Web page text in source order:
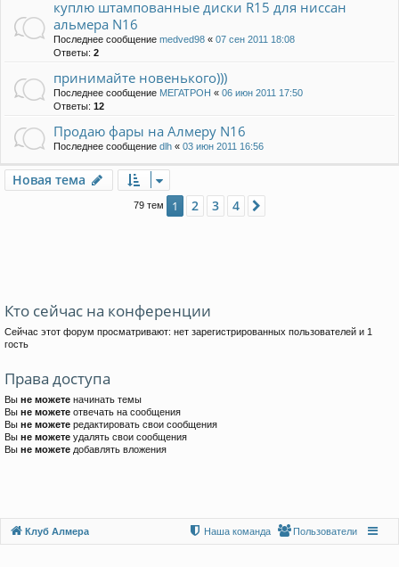
куплю штампованные диски R15 для ниссан
альмера N16
Последнее сообщение medved98 « 07 сен 2011 18:08
Ответы: 2
принимайте новенького)))
Последнее сообщение МЕГАТРОН « 06 июн 2011 17:50
Ответы: 12
Продаю фары на Алмеру N16
Последнее сообщение dlh « 03 июн 2011 16:56
Новая тема
79 тем 1 2 3 4
Кто сейчас на конференции
Сейчас этот форум просматривают: нет зарегистрированных пользователей и 1
гость
Права доступа
Вы не можете начинать темы
Вы не можете отвечать на сообщения
Вы не можете редактировать свои сообщения
Вы не можете удалять свои сообщения
Вы не можете добавлять вложения
Клуб Алмера Пользователи
Наша команда